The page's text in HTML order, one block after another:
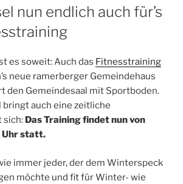
nun endlich auch für’s
es soweit: Auch das Fitnesstraining
neue ramerberger Gemeindehaus
den Gemeindesaal mit Sportboden.
bringt auch eine zeitliche
sich: Das Training findet nun von
Uhr statt.
immer jeder, der dem Winterspeck
möchte und fit für Winter- wie